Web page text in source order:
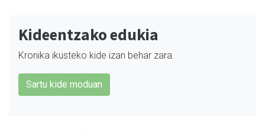
Kideentzako edukia
Kronika ikusteko kide izan behar zara.
Sartu kide moduan